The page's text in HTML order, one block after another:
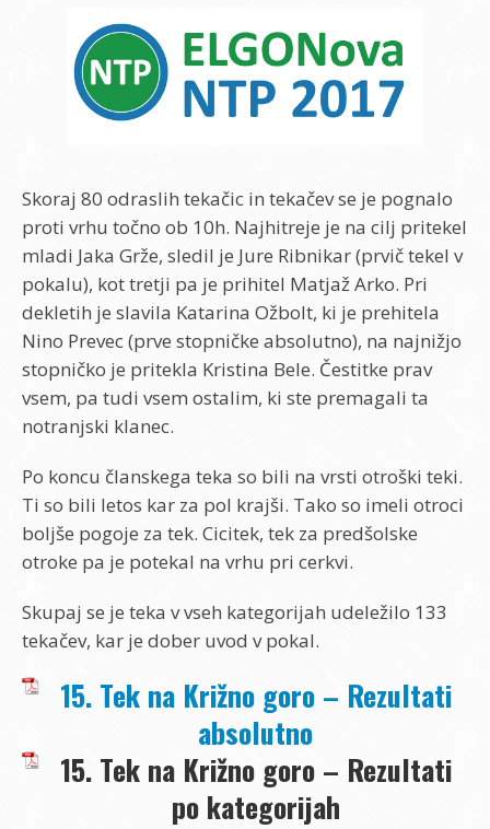
Skoraj 80 odraslih tekačic in tekačev se je pognalo
proti vrhu točno ob 10h. Najhitreje je na cilj pritekel
mladi Jaka Grže, sledil je Jure Ribnikar (prvič tekel v
pokalu), kot tretji pa je prihitel Matjaž Arko. Pri
dekletih je slavila Katarina Ožbolt, ki je prehitela
Nino Prevec (prve stopničke absolutno), na najnižjo
stopničko je pritekla Kristina Bele. Čestitke prav
vsem, pa tudi vsem ostalim, ki ste premagali ta
notranjski klanec.
Po koncu članskega teka so bili na vrsti otroški teki.
Ti so bili letos kar za pol krajši. Tako so imeli otroci
boljše pogoje za tek. Cicitek, tek za predšolske
otroke pa je potekal na vrhu pri cerkvi.
Skupaj se je teka v vseh kategorijah udeležilo 133
tekačev, kar je dober uvod v pokal.
15. Tek na Križno goro – Rezultati
absolutno
15. Tek na Križno goro – Rezultati
po kategorijah